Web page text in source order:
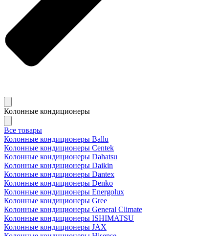
Колонные кондиционеры
Все товары
Колонные кондиционеры Ballu
Колонные кондиционеры Centek
Колонные кондиционеры Dahatsu
Колонные кондиционеры Daikin
Колонные кондиционеры Dantex
Колонные кондиционеры Denko
Колонные кондиционеры Energolux
Колонные кондиционеры Gree
Колонные кондиционеры General Climate
Колонные кондиционеры ISHIMATSU
Колонные кондиционеры JAX